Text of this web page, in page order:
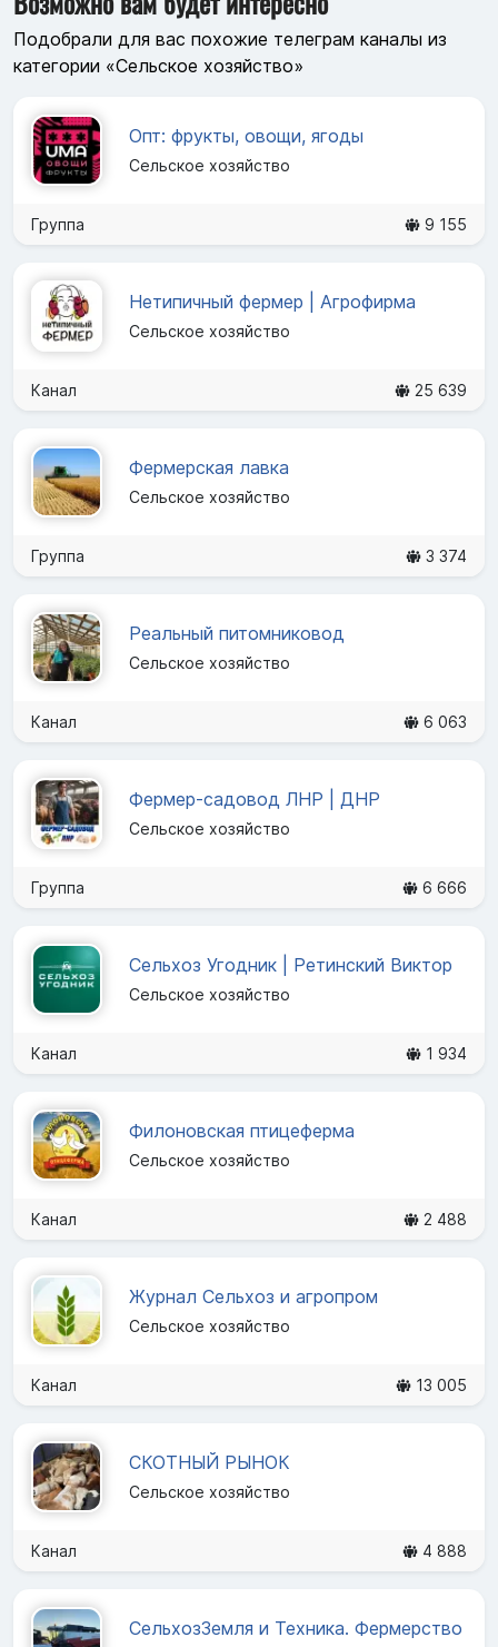
Подобрали для вас похожие телеграм каналы из
категории «Сельское хозяйство»
Опт: фрукты, овощи, ягоды
Сельское хозяйство
Группа 9 155
Нетипичный фермер | Агрофирма
Сельское хозяйство
Канал 25 639
Фермерская лавка
Сельское хозяйство
Группа 3 374
Реальный питомниковод
Сельское хозяйство
Канал 6 063
Фермер-садовод ЛНР | ДНР
Сельское хозяйство
Группа 6 666
Сельхоз Угодник | Ретинский Виктор
Сельское хозяйство
Канал 1 934
Филоновская птицеферма
Сельское хозяйство
Канал 2 488
Журнал Сельхоз и агропром
Сельское хозяйство
Канал 13 005
СКОТНЫЙ РЫНОК
Сельское хозяйство
Канал 4 888
СельхозЗемля и Техника. Фермерство